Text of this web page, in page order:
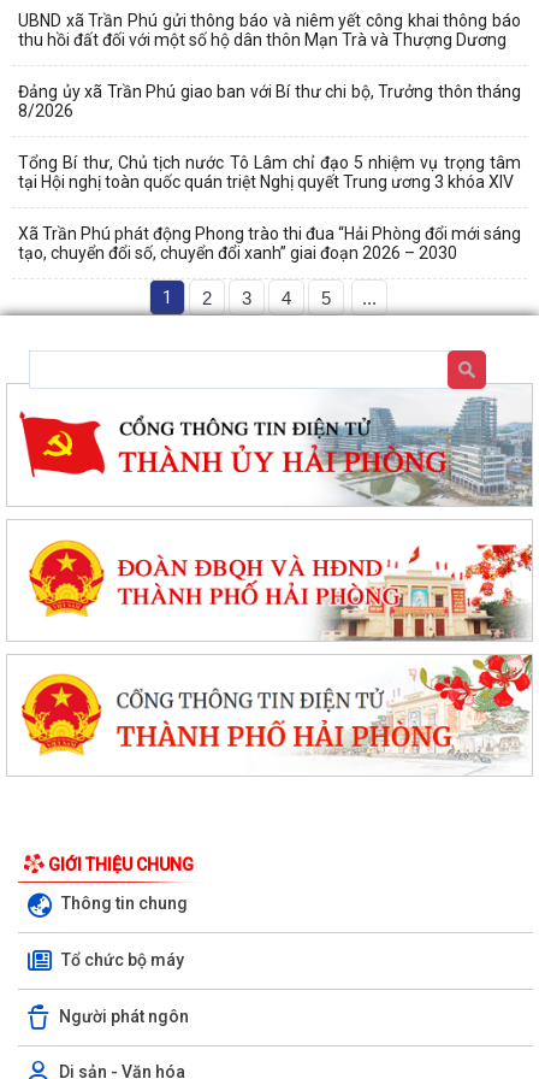
UBND xã Trần Phú gửi thông báo và niêm yết công khai thông báo
thu hồi đất đối với một số hộ dân thôn Mạn Trà và Thượng Dương
Đảng ủy xã Trần Phú giao ban với Bí thư chi bộ, Trưởng thôn tháng
8/2026
Tổng Bí thư, Chủ tịch nước Tô Lâm chỉ đạo 5 nhiệm vụ trọng tâm
tại Hội nghị toàn quốc quán triệt Nghị quyết Trung ương 3 khóa XIV
Xã Trần Phú phát động Phong trào thi đua “Hải Phòng đổi mới sáng
tạo, chuyển đổi số, chuyển đổi xanh” giai đoạn 2026 – 2030
1 2 3 4 5 ...
GIỚI THIỆU CHUNG
Thông tin chung
Tổ chức bộ máy
Người phát ngôn
Di sản - Văn hóa